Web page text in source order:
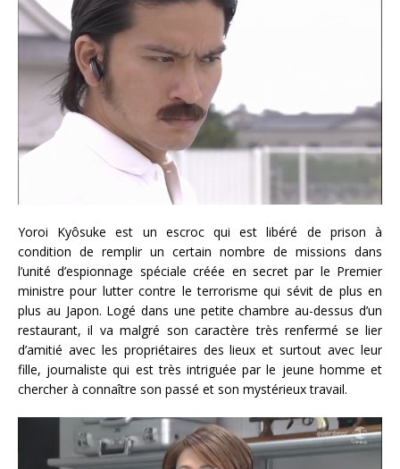
Yoroi Kyôsuke est un escroc qui est libéré de prison à
condition de remplir un certain nombre de missions dans
l’unité d’espionnage spéciale créée en secret par le Premier
ministre pour lutter contre le terrorisme qui sévit de plus en
plus au Japon. Logé dans une petite chambre au-dessus d’un
restaurant, il va malgré son caractère très renfermé se lier
d’amitié avec les propriétaires des lieux et surtout avec leur
fille, journaliste qui est très intriguée par le jeune homme et
chercher à connaître son passé et son mystérieux travail.